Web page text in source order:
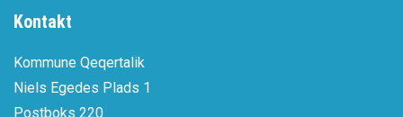
Kontakt
Kommune Qeqertalik
Niels Egedes Plads 1
Postboks 220